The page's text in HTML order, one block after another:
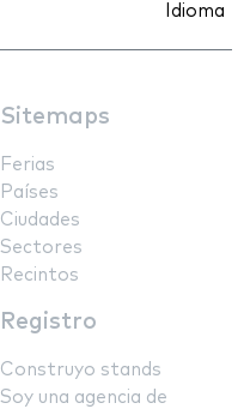
Idioma
Sitemaps
Ferias
Países
Ciudades
Sectores
Recintos
Registro
Construyo stands
Soy una agencia de